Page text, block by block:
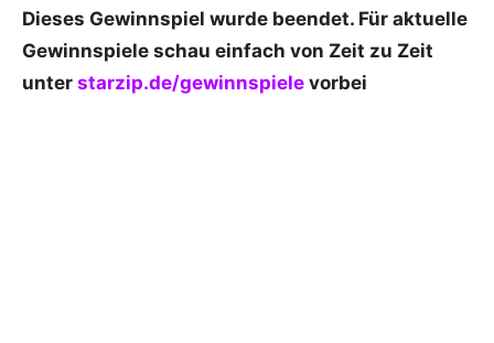
Dieses Gewinnspiel wurde beendet. Für aktuelle
Gewinnspiele schau einfach von Zeit zu Zeit
unter starzip.de/gewinnspiele vorbei